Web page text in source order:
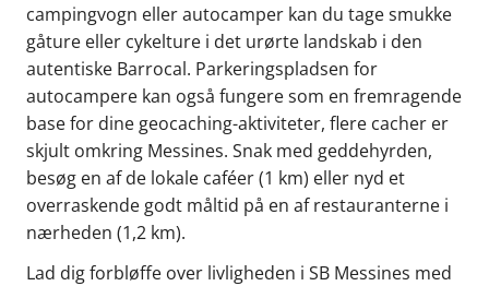
campingvogn eller autocamper kan du tage smukke
gåture eller cykelture i det urørte landskab i den
autentiske Barrocal. Parkeringspladsen for
autocampere kan også fungere som en fremragende
base for dine geocaching-aktiviteter, flere cacher er
skjult omkring Messines. Snak med geddehyrden,
besøg en af de lokale caféer (1 km) eller nyd et
overraskende godt måltid på en af restauranterne i
nærheden (1,2 km).
Lad dig forbløffe over livligheden i SB Messines med